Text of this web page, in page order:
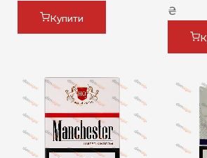
Купити
₴